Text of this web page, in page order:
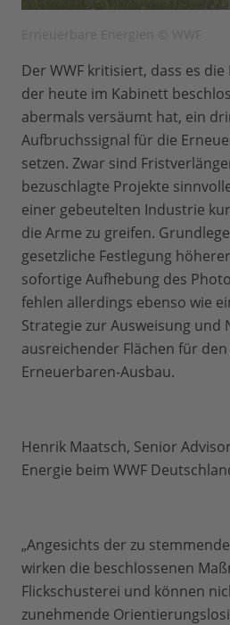
Der WWF kritisiert, dass es
der heute im Kabinett
abermals versäumt hat, ein
Aufbruchssignal für die
setzen. Zwar sind
bezuschlagte Projekte
einer gebeutelten Industrie
die Arme zu greifen.
gesetzliche Festlegung
sofortige Aufhebung des
fehlen allerdings ebenso wie
Strategie zur Ausweisung und
ausreichender Flächen für
Erneuerbaren-Ausbau.
Henrik Maatsch, Senior
Energie beim WWF
„Angesichts der zu
wirken die beschlossenen
Flickschusterei und können
zunehmende